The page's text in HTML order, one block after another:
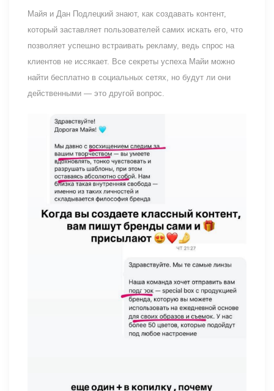
Майя и Дан Подлецкий знают, как создавать контент,
который заставляет пользователей самих искать его, что
позволяет успешно встраивать рекламу, ведь спрос на
клиентов не иссякает. Все секреты успеха Майи можно
найти бесплатно в социальных сетях, но будут ли они
действенными — это другой вопрос.